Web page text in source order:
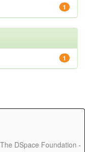
1
1
DSpace Foundation -